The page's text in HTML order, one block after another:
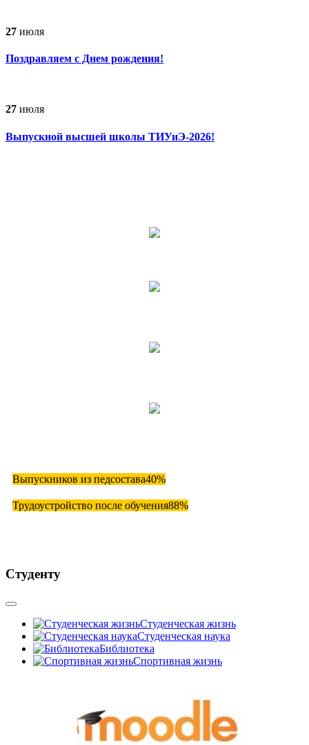
27 июля
Поздравляем с Днем рождения!
27 июля
Выпускной высшей школы ТИУиЭ-2026!
Выпускников из педсостава40%
Трудоустройство после обучения88%
Студенту
Студенческая жизнь
Студенческая наука
Библиотека
Спортивная жизнь